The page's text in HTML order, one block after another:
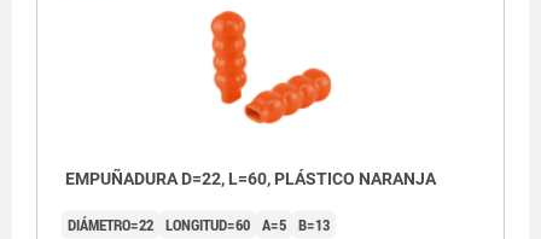
EMPUÑADURA D=22, L=60, PLÁSTICO NARANJA
DIÁMETRO=22 LONGITUD=60 A=5 B=13